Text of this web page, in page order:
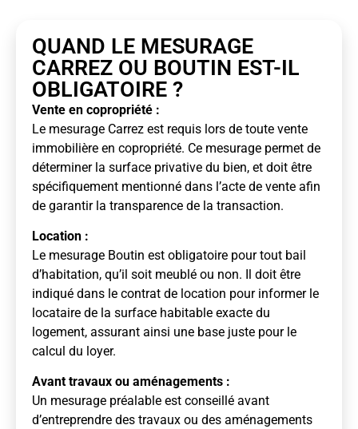
QUAND LE MESURAGE
CARREZ OU BOUTIN EST-IL
OBLIGATOIRE ?
Vente en copropriété :
Le mesurage Carrez est requis lors de toute vente
immobilière en copropriété. Ce mesurage permet de
déterminer la surface privative du bien, et doit être
spécifiquement mentionné dans l’acte de vente afin
de garantir la transparence de la transaction.
Location :
Le mesurage Boutin est obligatoire pour tout bail
d’habitation, qu’il soit meublé ou non. Il doit être
indiqué dans le contrat de location pour informer le
locataire de la surface habitable exacte du
logement, assurant ainsi une base juste pour le
calcul du loyer.
Avant travaux ou aménagements :
Un mesurage préalable est conseillé avant
d’entreprendre des travaux ou des aménagements